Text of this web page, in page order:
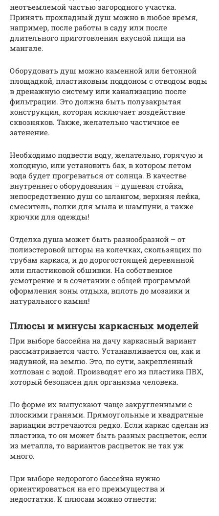
неотъемлемой частью загородного участка.
Принять прохладный душ можно в любое время,
например, после работы в саду или после
длительного приготовления вкусной пищи на
мангале.
Оборудовать душ можно каменной или бетонной
площадкой, пластиковым поддоном с отводом воды
в дренажную систему или канализацию после
фильтрации. Это должна быть полузакрытая
конструкция, которая исключает воздействие
сквозняков. Также, желательно частичное ее
затенение.
Необходимо подвести воду, желательно, горячую и
холодную, или установить бак, в котором летом
вода будет прогреваться от солнца. В качестве
внутреннего оборудования – душевая стойка,
непосредственно душ со шлангом, верхняя лейка,
смеситель, полки для мыла и шампуни, а также
крючки для одежды!
Отделка душа может быть разнообразной – от
полиэстеровой шторы на колечках, скользящих по
трубам каркаса, и до дорогостоящей деревянной
или пластиковой обшивки. На собственное
усмотрение и в сочетании с общей программой
оформления зоны отдыха, вплоть до мозаики и
натурального камня!
Плюсы и минусы каркасных моделей
При выборе бассейна на дачу каркасный вариант
рассматривается часто. Устанавливается он, как и
надувной, на землю. Это, по сути, закрепленный
котлован с водой. Производят его из пластика ПВХ,
который безопасен для организма человека.
По форме их выпускают чаще закругленными с
плоскими гранями. Прямоугольные и квадратные
вариации встречаются редко. Если каркас сделан из
пластика, то он может быть разных расцветок, если
из металла, то вариантов расцветок не так уж
много.
При выборе недорогого бассейна нужно
ориентироваться на его преимущества и
недостатки. К плюсам можно отнести: